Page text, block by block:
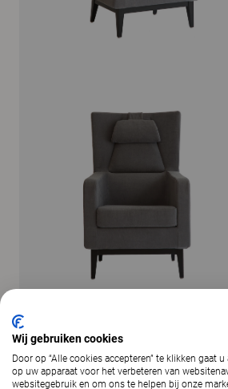
ALLE
Wij gebruiken cookies
Door op “Alle cookies accepteren” te klikken gaat
op uw apparaat voor het verbeteren van
websitegebruik en om ons te helpen bij onze